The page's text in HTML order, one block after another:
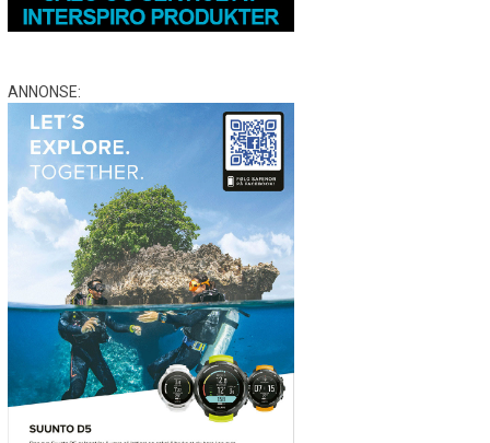
ANNONSE: